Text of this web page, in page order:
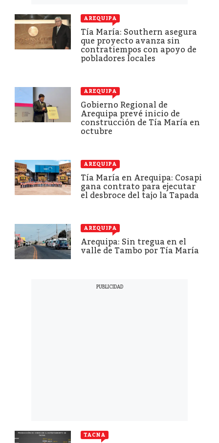
AREQUIPA
Tía María: Southern asegura
que proyecto avanza sin
contratiempos con apoyo de
pobladores locales
AREQUIPA
Gobierno Regional de
Arequipa prevé inicio de
construcción de Tía María en
octubre
AREQUIPA
Tía María en Arequipa: Cosapi
gana contrato para ejecutar
el desbroce del tajo la Tapada
AREQUIPA
Arequipa: Sin tregua en el
valle de Tambo por Tía María
TACNA